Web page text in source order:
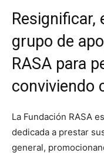
Resignificar,
grupo de
RASA para
conviviendo
La Fundación RASA
dedicada a prestar
general,